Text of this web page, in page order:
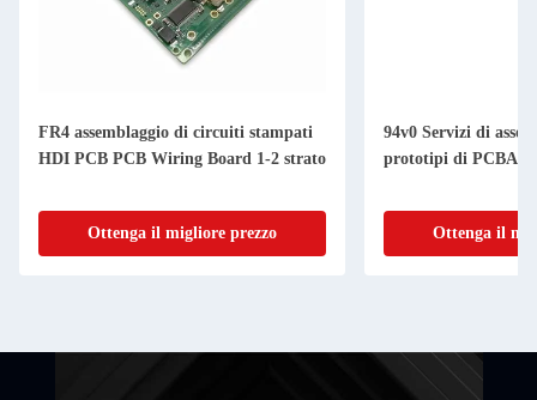
FR4 assemblaggio di circuiti stampati
HDI PCB PCB Wiring Board 1-2 strato
Ottenga il migliore prezzo
94v0 Servizi di
prototipi di PCBA
Ottenga il